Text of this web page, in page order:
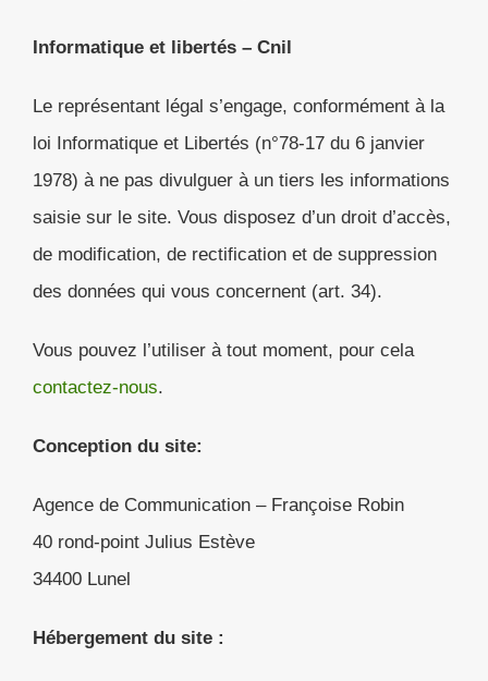
Informatique et libertés – Cnil
Le représentant légal s’engage, conformément à la
loi Informatique et Libertés (n°78-17 du 6 janvier
1978) à ne pas divulguer à un tiers les informations
saisie sur le site. Vous disposez d’un droit d’accès,
de modification, de rectification et de suppression
des données qui vous concernent (art. 34).
Vous pouvez l’utiliser à tout moment, pour cela
contactez-nous.
Conception du site:
Agence de Communication – Françoise Robin
40 rond-point Julius Estève
34400 Lunel
Hébergement du site :